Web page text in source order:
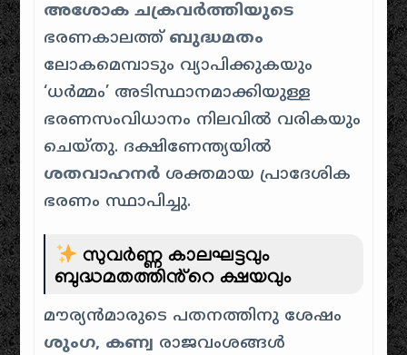
അശോക ചക്രവർത്തിയുടെ
ഭരണകാലത്ത് ബുദ്ധമതം
ലോകമെമ്പാടും വ്യാപിക്കുകയും
‘ധർമ്മം’ അടിസ്ഥാനമാക്കിയുള്ള
ഭരണസംവിധാനം നിലവിൽ വരികയും
ചെയ്തു. ദക്ഷിണേന്ത്യയിൽ
ശതവാഹനർ ശക്തമായ പ്രാദേശിക
ഭരണം സ്ഥാപിച്ചു.
സുവർണ്ണ കാലഘട്ടവും
ബുദ്ധമതത്തിൻ്റെ ക്ഷയവും
മൗര്യൻമാരുടെ പതനത്തിനു ശേഷം
ശുംഗ, കണ്വ രാജവംശങ്ങൾ